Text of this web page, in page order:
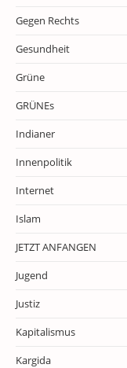
Gegen Rechts
Gesundheit
Grüne
GRÜNEs
Indianer
Innenpolitik
Internet
Islam
JETZT ANFANGEN
Jugend
Justiz
Kapitalismus
Kargida